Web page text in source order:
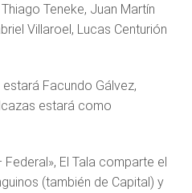
Teneke, Juan Martín
Villaroel, Lucas Centurión
Facundo Gálvez,
estará como
El Tala comparte el
(también de Capital) y